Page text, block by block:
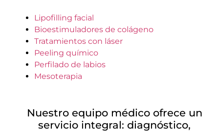
Lipofilling facial
Bioestimuladores de colágeno
Tratamientos con láser
Peeling químico
Perfilado de labios
Mesoterapia
Nuestro equipo médico ofrece un
servicio integral: diagnóstico,